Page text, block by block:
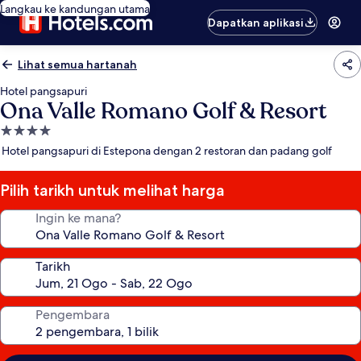
Langkau ke kandungan utama
Dapatkan aplikasi
Lihat semua hartanah
Hotel pangsapuri
Ona Valle Romano Golf & Resort
Hartanah
4.0
Hotel pangsapuri di Estepona dengan 2 restoran dan padang golf
Pilih tarikh untuk melihat harga
Ingin ke mana?
Tarikh
Pengembara